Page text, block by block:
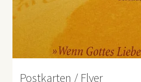
Postkarten / Flyer